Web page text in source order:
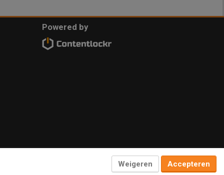
Powered by
Weigeren Accepteren